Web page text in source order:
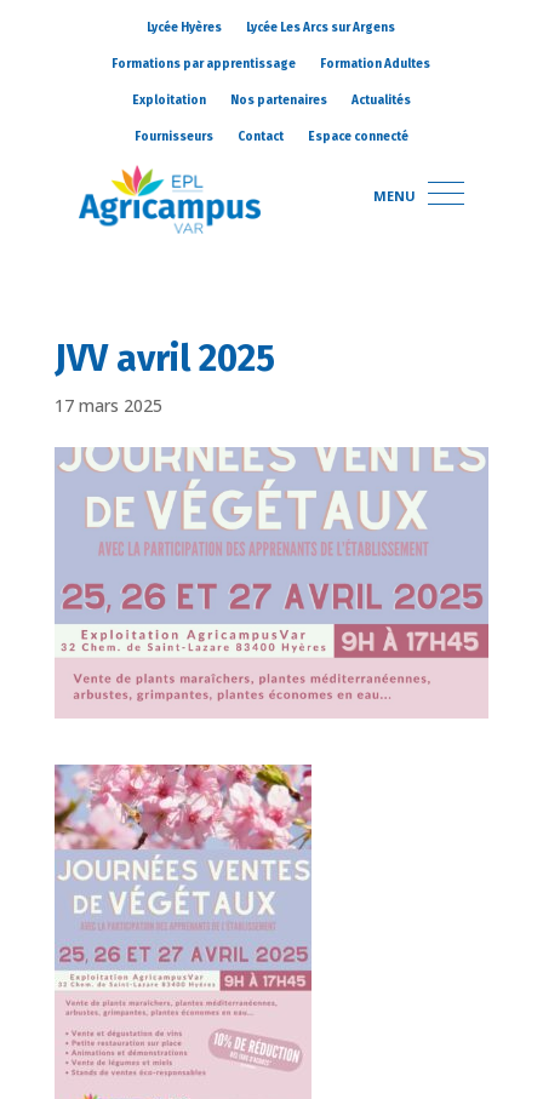
Lycée Hyères Lycée Les Arcs sur Argens
Formations par apprentissage Formation Adultes
Exploitation Nos partenaires Actualités
Fournisseurs Contact Espace connecté
MENU
JVV avril 2025
17 mars 2025